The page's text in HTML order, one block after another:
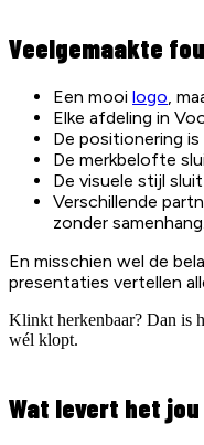
Veelgemaakte
Een mooi logo,
Elke afdeling in
De positionering
De merkbelofte
De visuele stijl
Verschillende
zonder samenhang.
En misschien wel de
presentaties vertellen
Klinkt herkenbaar? Dan is
wél klopt.
Wat levert het